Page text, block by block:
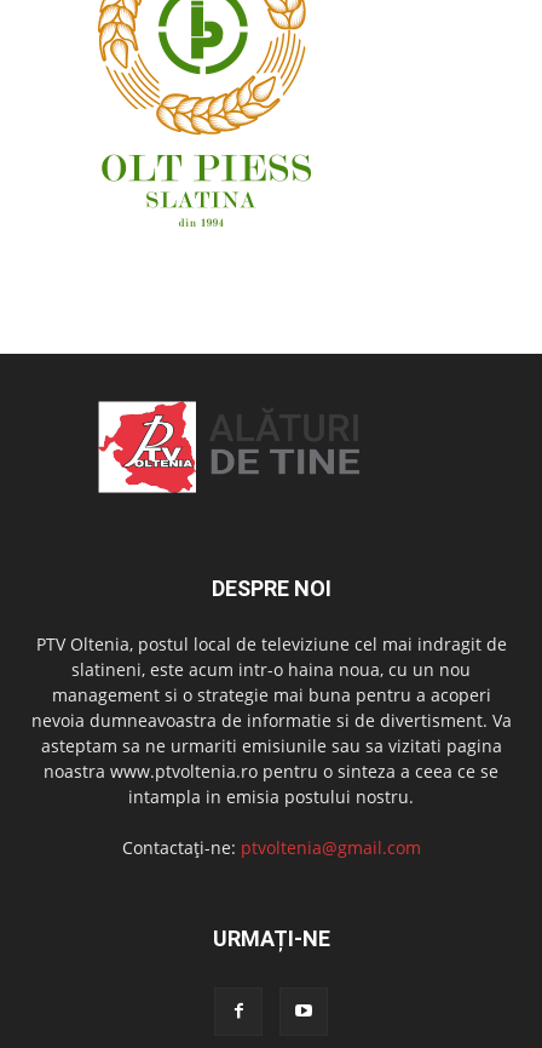
DESPRE NOI
PTV Oltenia, postul local de televiziune cel mai indragit de
slatineni, este acum intr-o haina noua, cu un nou
management si o strategie mai buna pentru a acoperi
nevoia dumneavoastra de informatie si de divertisment. Va
asteptam sa ne urmariti emisiunile sau sa vizitati pagina
noastra www.ptvoltenia.ro pentru o sinteza a ceea ce se
intampla in emisia postului nostru.
Contactați-ne: ptvoltenia@gmail.com
URMAȚI-NE